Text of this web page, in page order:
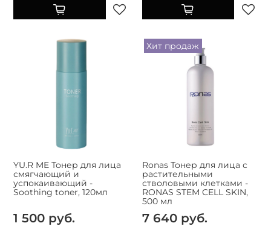
YU.R ME Тонер для лица
смягчающий и
успокаивающий -
Soothing toner, 120мл
1 500 руб.
Хит продаж
Ronas Тонер для лица с
растительными
стволовыми клетками -
RONAS STEM CELL SKIN,
500 мл
7 640 руб.